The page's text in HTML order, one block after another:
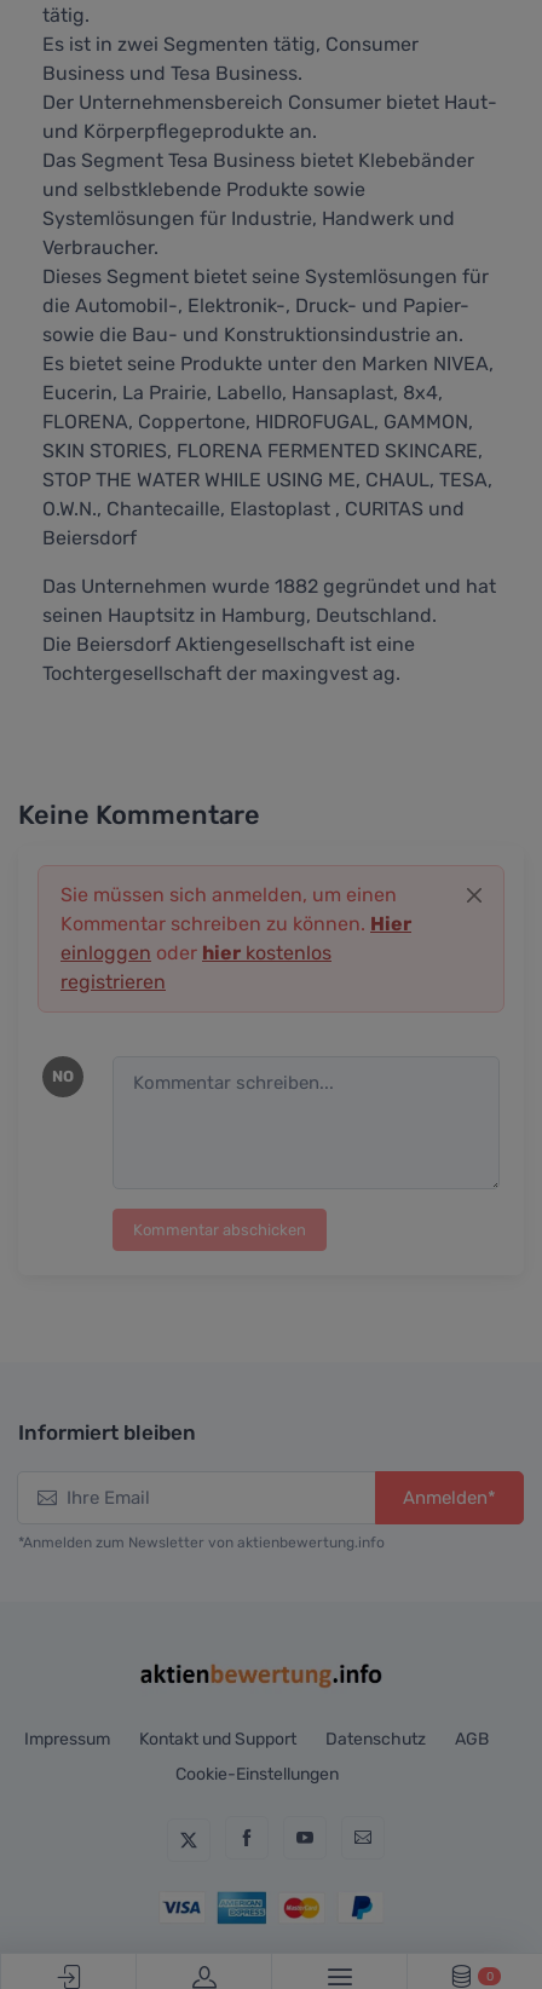
tätig.
Es ist in zwei Segmenten tätig, Consumer
Business und Tesa Business.
Der Unternehmensbereich Consumer bietet Haut-
und Körperpflegeprodukte an.
Das Segment Tesa Business bietet Klebebänder
und selbstklebende Produkte sowie
Systemlösungen für Industrie, Handwerk und
Verbraucher.
Dieses Segment bietet seine Systemlösungen für
die Automobil-, Elektronik-, Druck- und Papier-
sowie die Bau- und Konstruktionsindustrie an.
Es bietet seine Produkte unter den Marken NIVEA,
Eucerin, La Prairie, Labello, Hansaplast, 8x4,
FLORENA, Coppertone, HIDROFUGAL, GAMMON,
SKIN STORIES, FLORENA FERMENTED SKINCARE,
STOP THE WATER WHILE USING ME, CHAUL, TESA,
O.W.N., Chantecaille, Elastoplast , CURITAS und
Beiersdorf
Das Unternehmen wurde 1882 gegründet und hat
seinen Hauptsitz in Hamburg, Deutschland.
Die Beiersdorf Aktiengesellschaft ist eine
Tochtergesellschaft der maxingvest ag.
Keine Kommentare
Sie müssen sich anmelden, um einen
Kommentar schreiben zu können. Hier
einloggen oder hier kostenlos
registrieren
NO
Kommentar abschicken
0
Informiert bleiben
Anmelden*
*Anmelden zum Newsletter von aktienbewertung.info
Impressum Kontakt und Support Datenschutz
AGB
Cookie-Einstellungen
© Aktienbewertung.info, 2018-2026